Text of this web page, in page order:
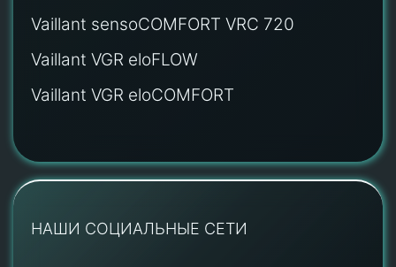
Vaillant sensoCOMFORT VRC 720
Vaillant VGR eloFLOW
Vaillant VGR eloCOMFORT
НАШИ СОЦИАЛЬНЫЕ СЕТИ